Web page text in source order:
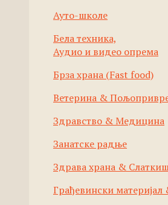
Ауто-школе
Бела техника,
Аудио и видео опрема
Брза храна (Fast food)
Ветерина &
Здравство & Медицина
Занатске радње
Здрава храна &
Грађевински